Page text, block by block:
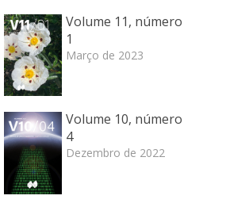
Volume 11, número
1
Março de 2023
Volume 10, número
4
Dezembro de 2022